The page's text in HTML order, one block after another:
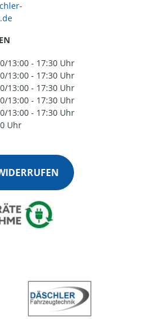
13:00 - 17:30 Uhr
13:00 - 17:30 Uhr
13:00 - 17:30 Uhr
13:00 - 17:30 Uhr
13:00 - 17:30 Uhr
Uhr